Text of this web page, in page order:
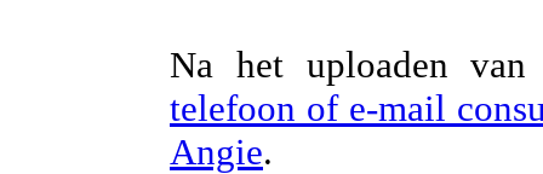
Na het uploaden
telefoon of e-mail
Angie.